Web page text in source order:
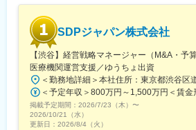
おり、現在は病院に対する経営コンサ
ています。グループ会社を含めた多岐
顧客に対して医療に関わるトータルサポ
↓
14時 （川崎院へ移動、院責とのMTG等
↓
16時 （上?である統括とMTG等）
↓
19時 帰宅
■当社について：
◎2006年に医療機器商社として創業し
美容外科で利用される美容機器の卸販
SDPジャパン株式会社
【渋谷】経営戦略マネージャー（M&A・予
医療機関運営支援／ゆうちょ出資
掲載予定期間： 2026/7/23（木） 〜
2026/10/21（水）
更新日： 2026/8/4（火）